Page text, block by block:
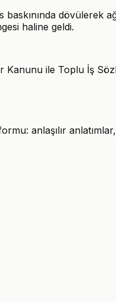
dövülerek
haline geldi.
Kanunu ile Toplu İş
anlaşılır